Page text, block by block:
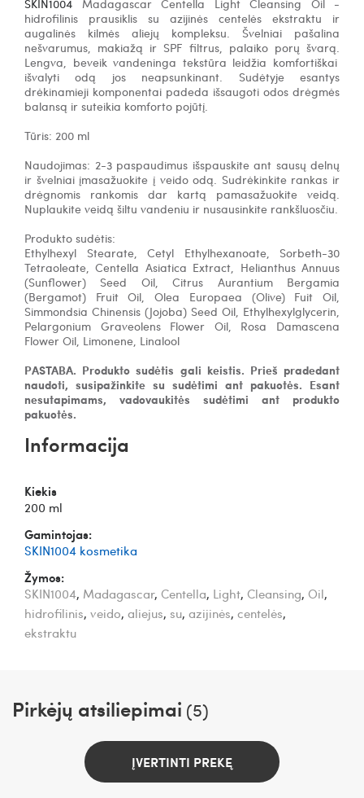
SKIN1004 Madagascar Centella Light Cleansing Oil -
hidrofilinis prausiklis su azijinės centelės ekstraktu ir
augalinės kilmės aliejų kompleksu. Švelniai pašalina
nešvarumus, makiažą ir SPF filtrus, palaiko porų švarą.
Lengva, beveik vandeninga tekstūra leidžia komfortiškai
išvalyti odą jos neapsunkinant. Sudėtyje esantys
drėkinamieji komponentai padeda išsaugoti odos drėgmės
balansą ir suteikia komforto pojūtį.
Tūris: 200 ml
Naudojimas: 2-3 paspaudimus išspauskite ant sausų delnų
ir švelniai įmasažuokite į veido odą. Sudrėkinkite rankas ir
drėgnomis rankomis dar kartą pamasažuokite veidą.
Nuplaukite veidą šiltu vandeniu ir nusausinkite rankšluosčiu.
Produkto sudėtis:
Ethylhexyl Stearate, Cetyl Ethylhexanoate, Sorbeth-30
Tetraoleate, Centella Asiatica Extract, Helianthus Annuus
(Sunflower) Seed Oil, Citrus Aurantium Bergamia
(Bergamot) Fruit Oil, Olea Europaea (Olive) Fuit Oil,
Simmondsia Chinensis (Jojoba) Seed Oil, Ethylhexylglycerin,
Pelargonium Graveolens Flower Oil, Rosa Damascena
Flower Oil, Limonene, Linalool
PASTABA. Produkto sudėtis gali keistis. Prieš pradedant
naudoti, susipažinkite su sudėtimi ant pakuotės. Esant
nesutapimams, vadovaukitės sudėtimi ant produkto
pakuotės.
Informacija
Kiekis
200 ml
Gamintojas:
SKIN1004 kosmetika
Žymos:
SKIN1004, Madagascar, Centella, Light, Cleansing, Oil,
hidrofilinis, veido, aliejus, su, azijinės, centelės,
ekstraktu
Pirkėjų atsiliepimai (5)
ĮVERTINTI PREKĘ